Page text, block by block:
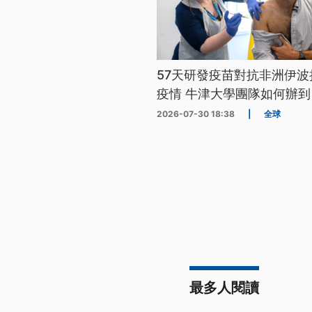
57天研發疫苗對抗非洲伊
疫情 牛津大學團隊如何辦
2026-07-30 18:38 全球
最多人閱讀